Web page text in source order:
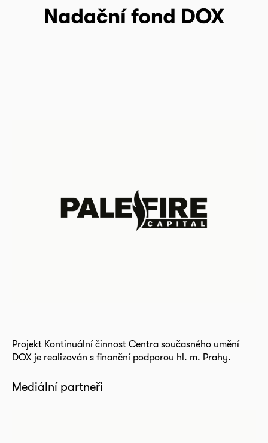
Projekt Kontinuální činnost Centra současného umění
DOX je realizován s finanční podporou hl. m. Prahy.
Mediální partneři